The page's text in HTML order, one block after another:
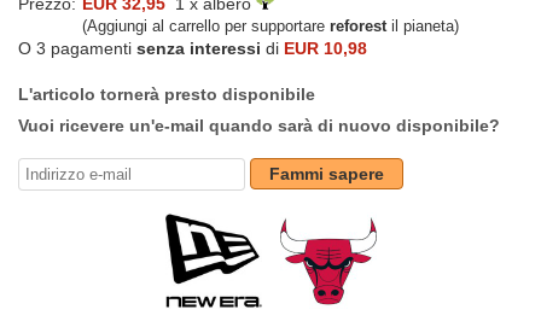
Prezzo: EUR 32,95 1 x albero
(Aggiungi al carrello per supportare reforestil pianeta)
O 3 pagamenti senza interessi di EUR 10,98
L'articolo tornerà presto disponibile
Vuoi ricevere un'e-mail quando sarà di nuovo disponibile?
Fammi sapere